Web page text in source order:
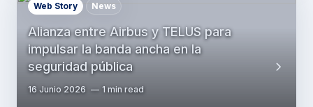
Alianza entre Airbus y TELUS para
impulsar la banda ancha en la
seguridad pública
Web Story News
16 Junio 2026 1 min read